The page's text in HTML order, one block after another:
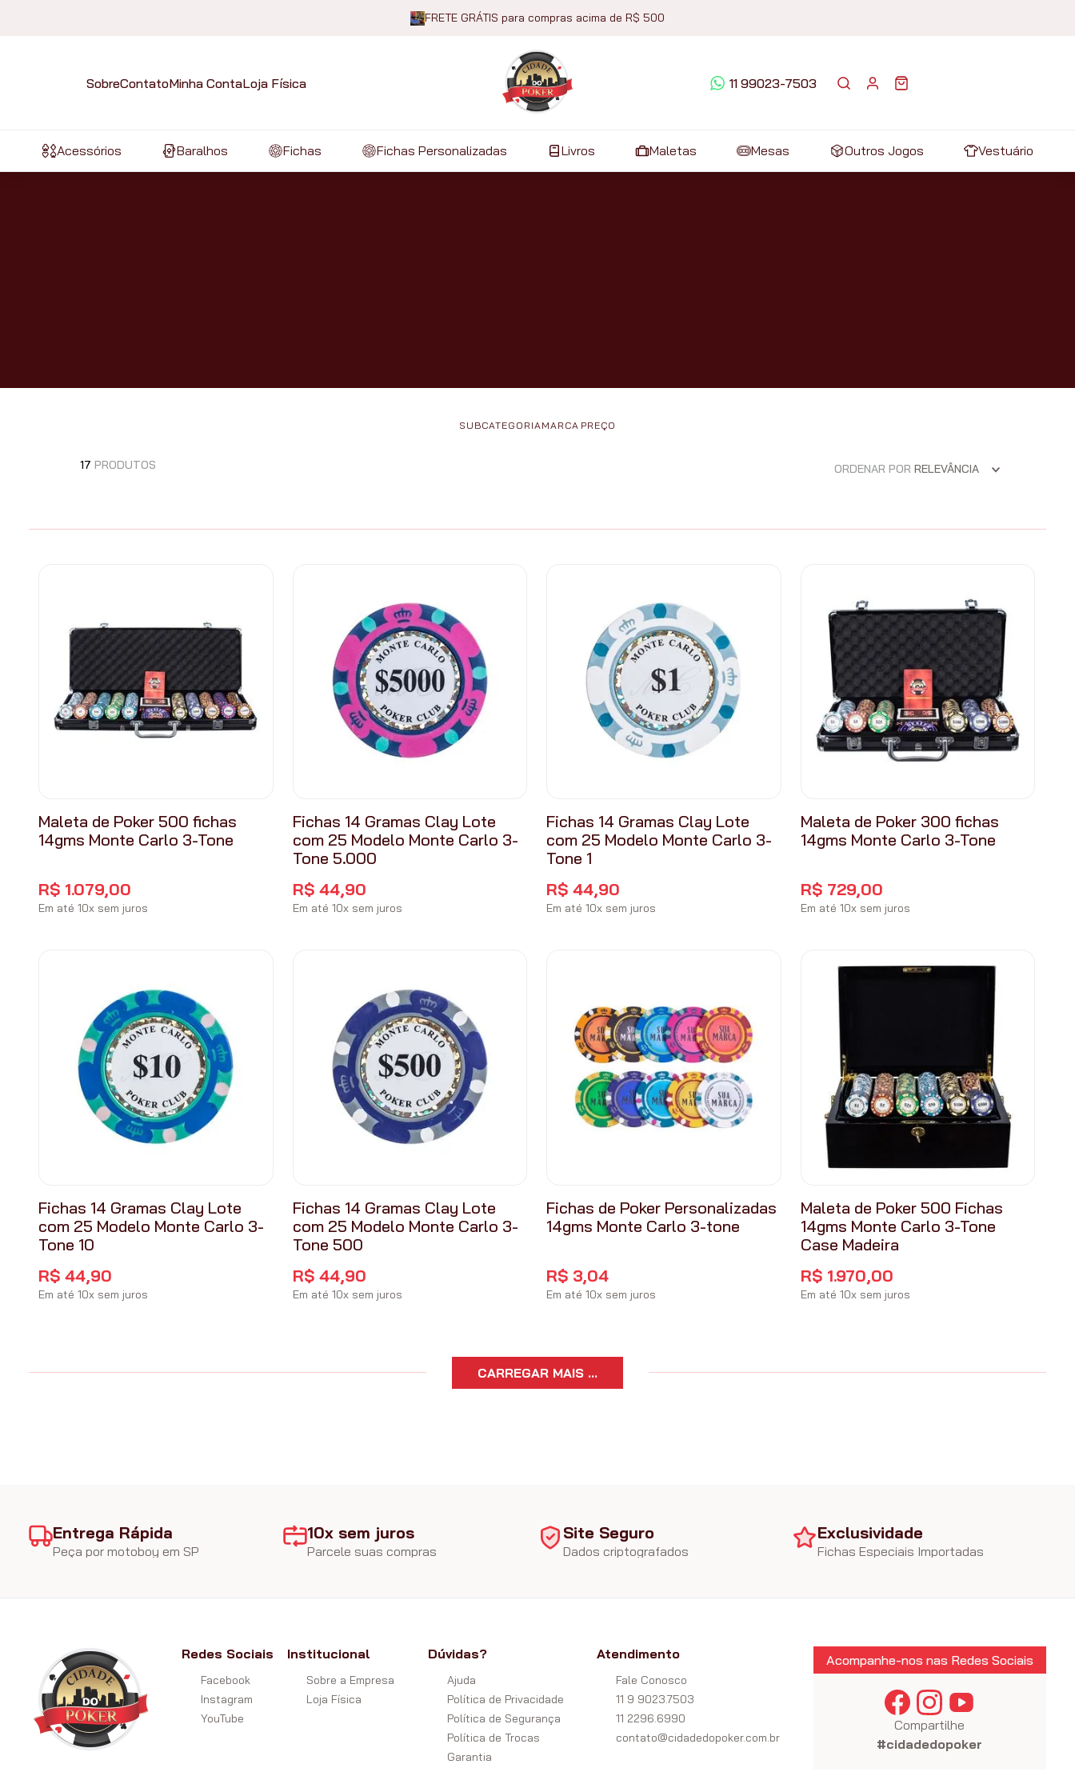
FRETE GRÁTIS para compras acima de R$ 500
SobreContatoMinha ContaLoja Física 11 99023-7503
Acessórios Baralhos Fichas Fichas Personalizadas Livros Maletas Mesas Outros Jogos Vestuário
SUBCATEGORIAMARCA
17 PRODUTOS ORDENAR POR RELEVÂNCIA
Maleta de Poker 500 fichas
14gms Monte Carlo 3-Tone
R$ 1.079,00
Em até 10x sem juros
Fichas 14 Gramas Clay Lote
com 25 Modelo Monte Carlo 3-
Tone 5.000
R$ 44,90
Em até 10x sem juros
Fichas 14 Gramas Clay Lote
com 25 Modelo Monte Carlo 3-
Tone 1
R$ 44,90
Em até 10x sem juros
Maleta de Poker 300 fichas
14gms Monte Carlo 3-Tone
R$ 729,00
Em até 10x sem juros
Fichas 14 Gramas Clay Lote
com 25 Modelo Monte Carlo 3-
Tone 10
R$ 44,90
Em até 10x sem juros
Fichas 14 Gramas Clay Lote
com 25 Modelo Monte Carlo 3-
Tone 500
R$ 44,90
Em até 10x sem juros
Fichas de Poker Personalizadas
14gms Monte Carlo 3-tone
R$ 3,04
Em até 10x sem juros
Maleta de Poker 500 Fichas
14gms Monte Carlo 3-Tone
Case Madeira
R$ 1.970,00
Em até 10x sem juros
Entrega Rápida
Peça por motoboy em SP
10x sem juros
Parcele suas compras
Site Seguro
Dados criptografados
Exclusividade
Fichas Especiais Importadas
Redes Sociais
Facebook
Instagram
YouTube
Institucional
Sobre a Empresa
Loja Física
Dúvidas?
Ajuda
Política de Privacidade
Política de Segurança
Política de Trocas
Garantia
Atendimento
Fale Conosco
11 9 9023.7503
11 2296.6990
contato@cidadedopoker.com.br
Acompanhe-nos nas Redes Sociais
Compartilhe
#cidadedopoker